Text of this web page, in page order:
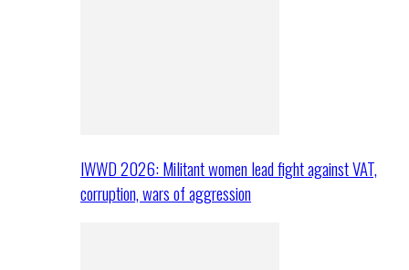
IWWD 2026: Militant women lead fight against VAT,
corruption, wars of aggression